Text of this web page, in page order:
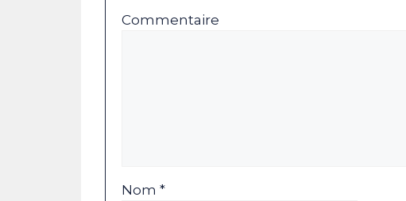
Commentaire
Nom *